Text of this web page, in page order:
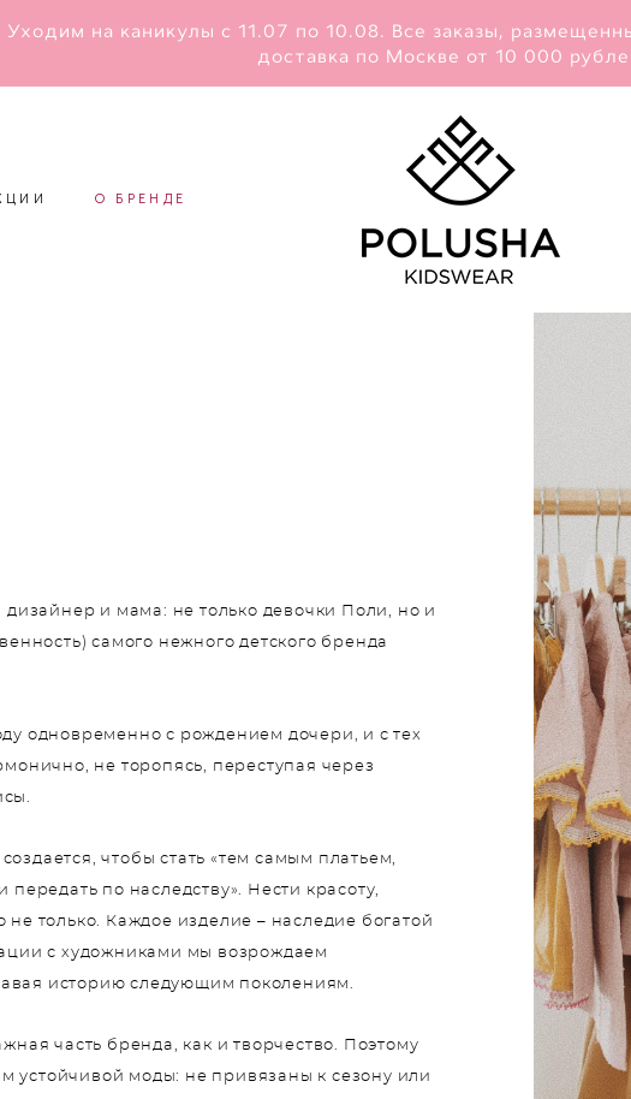
на каникулы с 11.07 по 10.08. Все заказы,
доставка по Москве от 10 000
О БРЕНДЕ
дизайнер и мама: не только девочки Поли, но и
самого нежного детского бренда
одновременно с рождением дочери, и с тех
не торопясь, переступая через
чтобы стать «тем самым платьем,
передать по наследству». Нести красоту,
только. Каждое изделие – наследие богатой
с художниками мы возрождаем
историю следующим поколениям.
часть бренда, как и творчество. Поэтому
устойчивой моды: не привязаны к сезону или